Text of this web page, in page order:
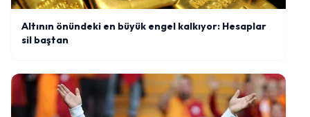
Altının önündeki en büyük engel kalkıyor: Hesaplar
sil baştan